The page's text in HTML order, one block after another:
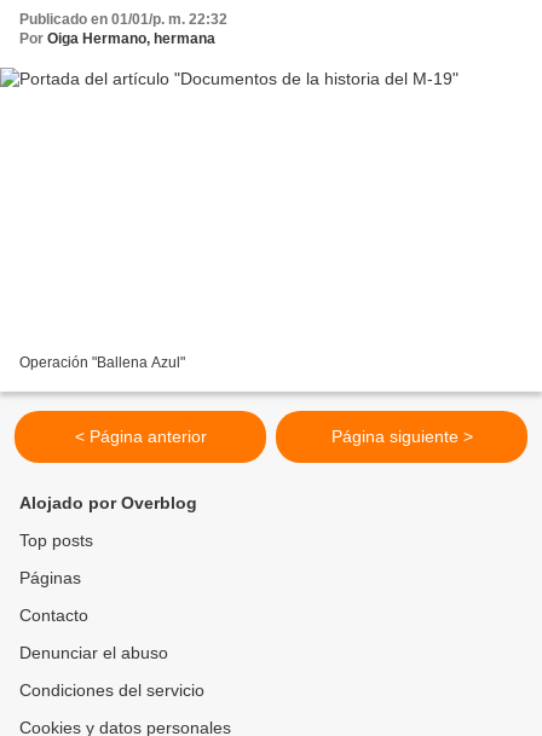
Publicado en 01/01/p. m. 22:32
Por Oiga Hermano, hermana
Operación "Ballena Azul"
< Página anterior Página siguiente >
Alojado por Overblog
Top posts
Páginas
Contacto
Denunciar el abuso
Condiciones del servicio
Cookies y datos personales